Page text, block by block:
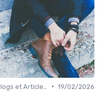
• 19/02/2026